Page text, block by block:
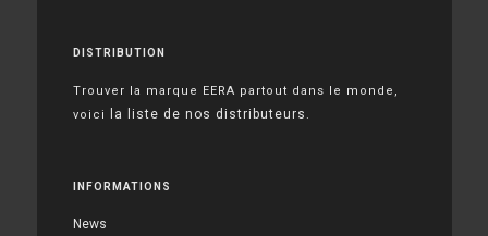
DISTRIBUTION
Trouver la marque EERA partout dans le monde,
voici
la liste de nos distributeurs .
INFORMATIONS
News